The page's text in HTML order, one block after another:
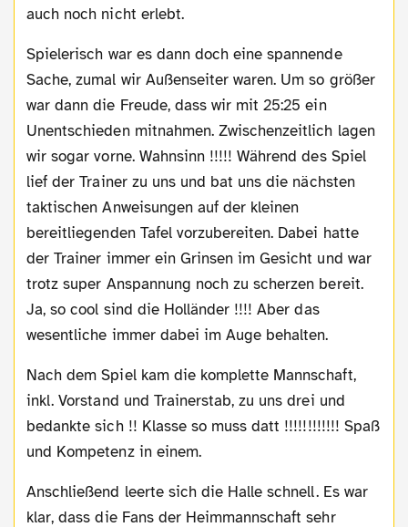
auch noch nicht erlebt.
Spielerisch war es dann doch eine spannende
Sache, zumal wir Außenseiter waren. Um so größer
war dann die Freude, dass wir mit 25:25 ein
Unentschieden mitnahmen. Zwischenzeitlich lagen
wir sogar vorne. Wahnsinn !!!!! Während des Spiel
lief der Trainer zu uns und bat uns die nächsten
taktischen Anweisungen auf der kleinen
bereitliegenden Tafel vorzubereiten. Dabei hatte
der Trainer immer ein Grinsen im Gesicht und war
trotz super Anspannung noch zu scherzen bereit.
Ja, so cool sind die Holländer !!!! Aber das
wesentliche immer dabei im Auge behalten.
Nach dem Spiel kam die komplette Mannschaft,
inkl. Vorstand und Trainerstab, zu uns drei und
bedankte sich !! Klasse so muss datt !!!!!!!!!!!! Spaß
und Kompetenz in einem.
Anschließend leerte sich die Halle schnell. Es war
klar, dass die Fans der Heimmannschaft sehr